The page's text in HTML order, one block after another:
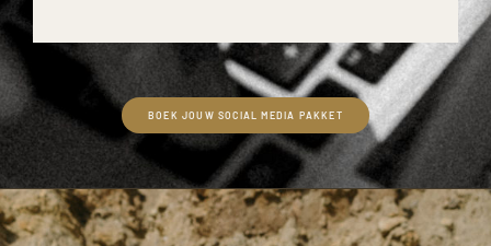
BOEK JOUW SOCIAL MEDIA PAKKET